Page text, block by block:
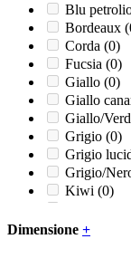
Blu
Bordeaux
Corda (0)
Fucsia (0)
Giallo (0)
Giallo
Giallo/
Grigio (0)
Grigio
Grigio/
Kiwi (0)
Marrone
Dimensione +